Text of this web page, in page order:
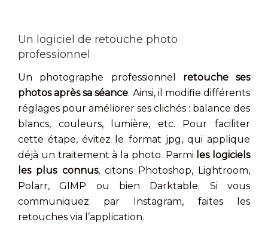
Un logiciel de retouche photo
professionnel
Un photographe professionnel retouche ses
photos après sa séance. Ainsi, il modifie différents
réglages pour améliorer ses clichés : balance des
blancs, couleurs, lumière, etc. Pour faciliter
cette étape, évitez le format jpg, qui applique
déjà un traitement à la photo. Parmi les logiciels
les plus connus, citons Photoshop, Lightroom,
Polarr, GIMP ou bien Darktable. Si vous
communiquez par Instagram, faites les
retouches via l’application.